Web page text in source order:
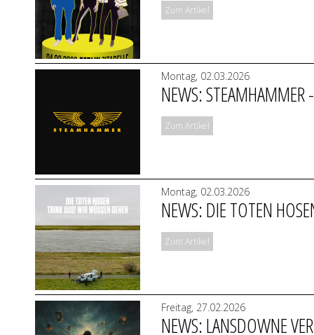
Zum Artikel
Montag, 02.03.2026
NEWS:
Zum Artikel
Montag, 02.03.2026
NEWS: DIE TOTEN
Zum Artikel
Freitag, 27.02.2026
NEWS: LANSDOWNE